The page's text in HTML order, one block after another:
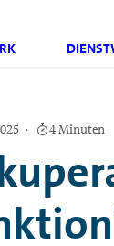
4 Minuten